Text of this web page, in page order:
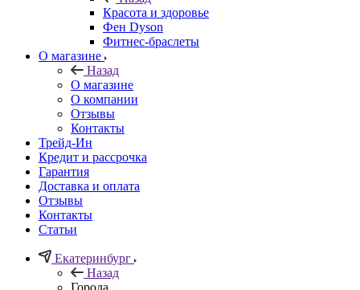
Красота и здоровье
Фен Dyson
Фитнес-браслеты
О магазине
Назад
О магазине
О компании
Отзывы
Контакты
Трейд-Ин
Кредит и рассрочка
Гарантия
Доставка и оплата
Отзывы
Контакты
Статьи
Екатеринбург
Назад
Города